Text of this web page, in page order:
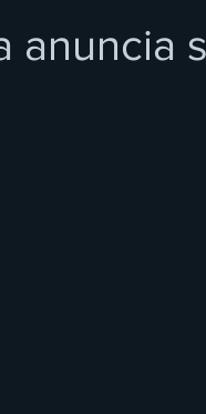
anuncia